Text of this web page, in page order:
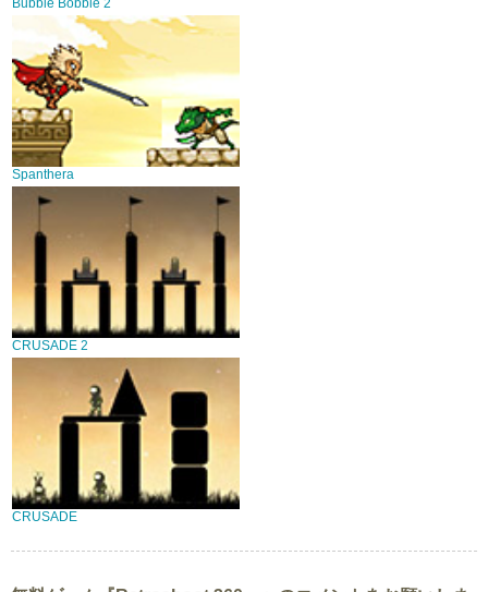
Bubble Bobble 2
Spanthera
CRUSADE 2
CRUSADE